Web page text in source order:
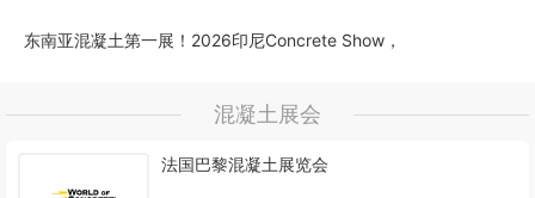
东南亚混凝土第一展！2026印尼Concrete Show，
混凝土展会
法国巴黎混凝土展览会